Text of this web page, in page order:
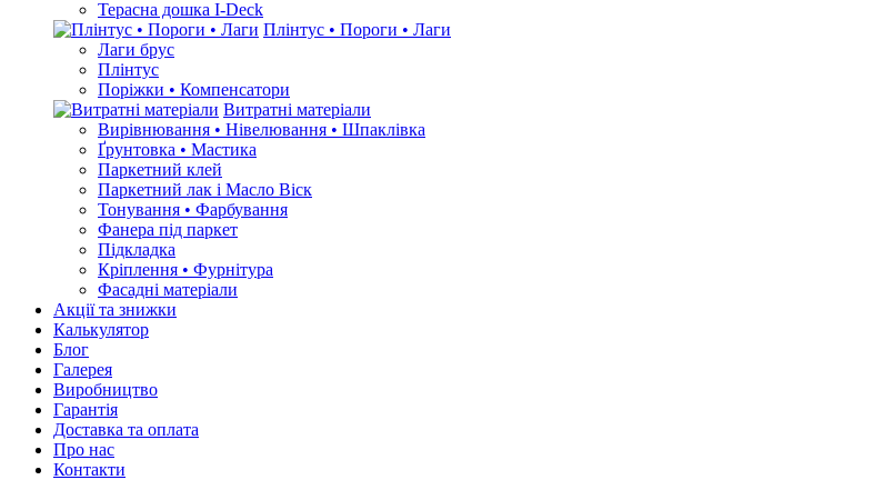
Терасна дошка I-Deck
Плінтус • Пороги • Лаги
Лаги брус
Плінтус
Поріжки • Компенсатори
Витратні матеріали
Вирівнювання • Нівелювання • Шпаклівка
Ґрунтовкa • Мастика
Паркетний клей
Паркетний лак і Масло Віск
Тонування • Фарбування
Фанера під паркет
Підкладка
Кріплення • Фурнітура
Фасадні матеріали
Акції та знижки
Калькулятор
Блог
Галерея
Виробництво
Гарантія
Доставка та оплата
Про нас
Контакти